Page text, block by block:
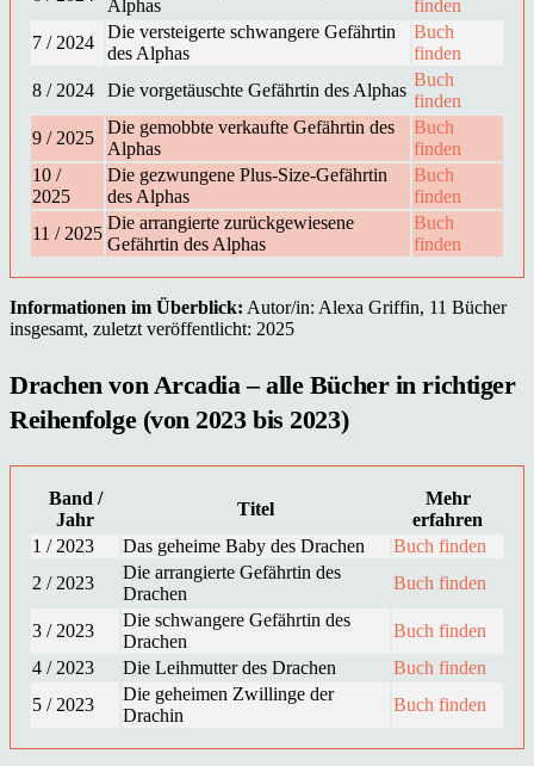
Alphas
finden
7 / 2024
Die versteigerte schwangere Gefährtin
des Alphas
Buch
finden
8 / 2024
Die vorgetäuschte Gefährtin des Alphas
Buch
finden
9 / 2025
Die gemobbte verkaufte Gefährtin des
Alphas
Buch
finden
10 /
2025
Die gezwungene Plus-Size-Gefährtin
des Alphas
Buch
finden
11 / 2025
Die arrangierte zurückgewiesene
Gefährtin des Alphas
Buch
finden
Informationen im Überblick: Autor/in: Alexa Griffin, 11 Bücher
insgesamt, zuletzt veröffentlicht: 2025
Drachen von Arcadia – alle Bücher in richtiger
Reihenfolge (von 2023 bis 2023)
Band /
Jahr
Titel
Mehr
erfahren
1 / 2023
Das geheime Baby des Drachen
Buch finden
2 / 2023
Die arrangierte Gefährtin des
Drachen
Buch finden
3 / 2023
Die schwangere Gefährtin des
Drachen
Buch finden
4 / 2023
Die Leihmutter des Drachen
Buch finden
5 / 2023
Die geheimen Zwillinge der
Drachin
Buch finden